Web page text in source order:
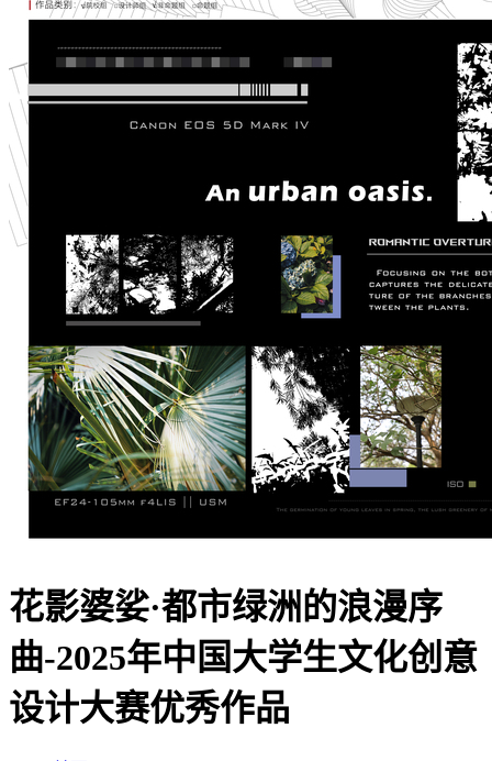
花影婆娑·都市绿洲的浪漫序
曲-2025年中国大学生文化创意
设计大赛优秀作品